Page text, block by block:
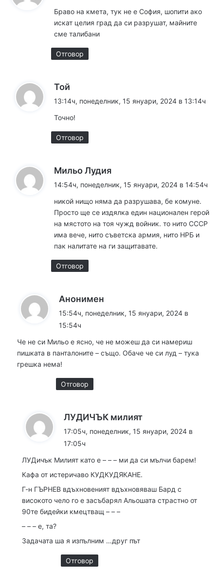
а
:
Браво на кмета, тук не е София, шопити ако
искат целия град да си разрушат, майните
сме талибани
Отговор
Той
а
а
:
13:14ч, понеделник, 15 януари, 2024 в 13:14ч
Точно!
Отговор
Мильо Лудия
а
а
:
14:54ч, понеделник, 15 януари, 2024 в 14:54ч
никой нищо няма да разрушава, бе комуне.
Просто ще се издялка един национален герой
на мястото на тоя чужд войник. то нито СССР
има вече, нито съветска армия, нито НРБ и
пак налитате на ги защитавате.
Отговор
Анонимен
а
15:54ч, понеделник, 15 януари, 2024 в
15:54ч
Че не си Мильо е ясно, че не можеш да си намериш
пишката в панталоните – също. Обаче че си луд – тука
грешка нема!
Отговор
ЛУДИЧЪК милият
а
:
17:05ч, понеделник, 15 януари, 2024 в
17:05ч
ЛУДичък Милият като е – – – ми да си мълчи барем!
Кафа от истеричаво КУДКУДЯКАНЕ.
Г-н ГЪРНЕВ вдъхновеният вдъхновяваш Бард с
високото чело го е засъбарял Альошата страстно от
90те бидейки кмецтващ – – –
– – – е, та?
Задачата ша я изпълним …друг път
Отговор